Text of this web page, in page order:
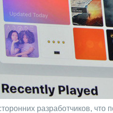
разработчиков,